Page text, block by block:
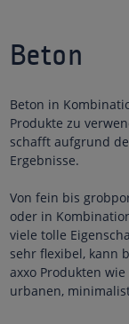
Beton
Beton in
Produkte zu
schafft aufgrund
Ergebnisse.
Von fein bis
oder in
viele tolle
sehr flexibel, kann
axxo Produkten
urbanen,